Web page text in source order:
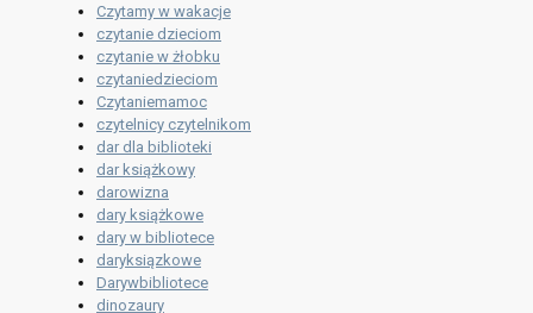
Czytamy w wakacje
czytanie dzieciom
czytanie w żłobku
czytaniedzieciom
Czytaniemamoc
czytelnicy czytelnikom
dar dla biblioteki
dar książkowy
darowizna
dary książkowe
dary w bibliotece
daryksiązkowe
Darywbibliotece
dinozaury